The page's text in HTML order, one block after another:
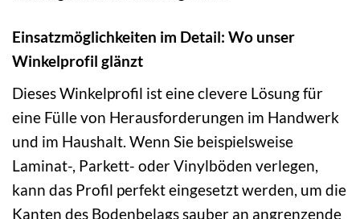
Einsatzmöglichkeiten im Detail: Wo unser
Winkelprofil glänzt
Dieses Winkelprofil ist eine clevere Lösung für
eine Fülle von Herausforderungen im Handwerk
und im Haushalt. Wenn Sie beispielsweise
Laminat-, Parkett- oder Vinylböden verlegen,
kann das Profil perfekt eingesetzt werden, um die
Kanten des Bodenbelags sauber an angrenzende